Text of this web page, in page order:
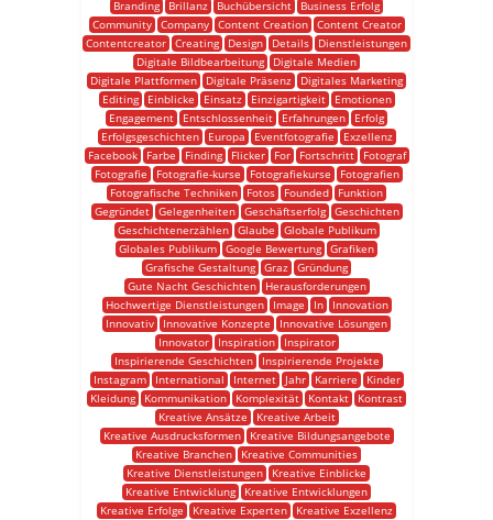
Branding
Brillanz Buchübersicht
Business Erfolg
Community
Company Content Creation
Content Creator
Contentcreator Creating Design Details
Dienstleistungen
Digitale Bildbearbeitung
Digitale Medien
Digitale Plattformen
Digitale Präsenz
Digitales Marketing
Editing
Einblicke Einsatz Einzigartigkeit
Emotionen
Engagement
Entschlossenheit Erfahrungen
Erfolg
Erfolgsgeschichten
Europa Eventfotografie
Exzellenz
Facebook
Farbe Finding Flicker For Fortschritt
Fotograf
Fotografie
Fotografie-kurse Fotografiekurse
Fotografien
Fotografische Techniken
Fotos Founded
Funktion
Gegründet
Gelegenheiten Geschäftserfolg
Geschichten
Geschichtenerzählen
Glaube
Globale Publikum
Globales Publikum Google Bewertung Grafiken
Grafische Gestaltung Graz Gründung
Gute Nacht Geschichten
Herausforderungen
Hochwertige Dienstleistungen
Image In
Innovation
Innovativ
Innovative Konzepte
Innovative Lösungen
Innovator
Inspiration
Inspirator
Inspirierende Geschichten
Inspirierende Projekte
Instagram
International Internet Jahr Karriere
Kinder
Kleidung
Kommunikation Komplexität Kontakt
Kontrast
Kreative Ansätze
Kreative Arbeit
Kreative Ausdrucksformen
Kreative Bildungsangebote
Kreative Branchen
Kreative Communities
Kreative Dienstleistungen
Kreative Einblicke
Kreative Entwicklung
Kreative Entwicklungen
Kreative Erfolge
Kreative Experten
Kreative Exzellenz